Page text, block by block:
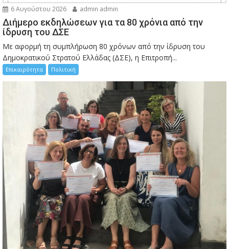
6 Αυγούστου 2026 admin admin
Διήμερο εκδηλώσεων για τα 80 χρόνια από την
ίδρυση του ΔΣΕ
Με αφορμή τη συμπλήρωση 80 χρόνων από την ίδρυση του
Δημοκρατικού Στρατού Ελλάδας (ΔΣΕ), η Επιτροπή...
Επικαιρότητα Πολιτική